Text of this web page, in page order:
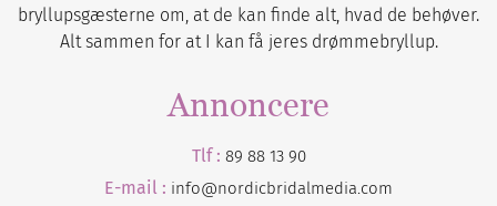
bryllupsgæsterne om, at de kan finde alt, hvad de behøver.
Alt sammen for at I kan få jeres drømmebryllup.
Annoncere
Tlf : 89 88 13 90
E-mail : info@nordicbridalmedia.com